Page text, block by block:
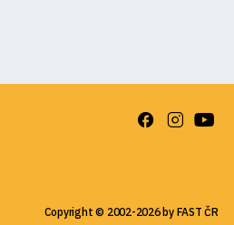
Copyright © 2002-2026 by FAST ČR